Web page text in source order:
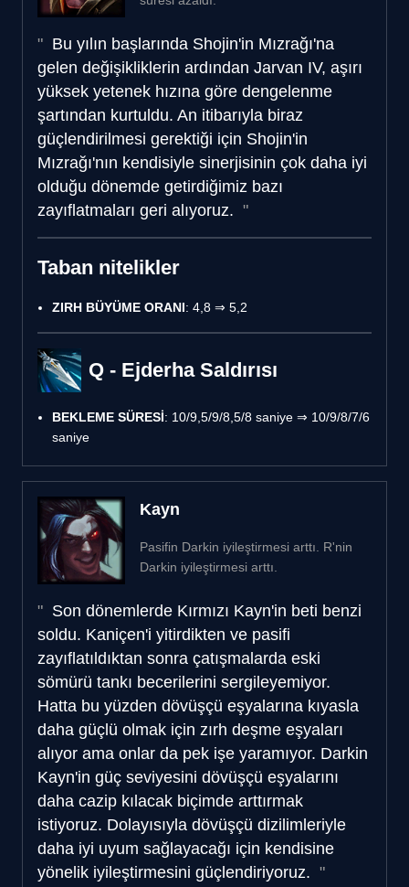
Bu yılın başlarında Shojin'in Mızrağı'na
gelen değişikliklerin ardından Jarvan IV, aşırı
yüksek yetenek hızına göre dengelenme
şartından kurtuldu. An itibarıyla biraz
güçlendirilmesi gerektiği için Shojin'in
Mızrağı'nın kendisiyle sinerjisinin çok daha iyi
olduğu dönemde getirdiğimiz bazı
zayıflatmaları geri alıyoruz.
Taban nitelikler
ZIRH BÜYÜME ORANI: 4,8 ⇒ 5,2
Q - Ejderha Saldırısı
BEKLEME SÜRESİ: 10/9,5/9/8,5/8 saniye ⇒ 10/9/8/7/6
saniye
Kayn
Pasifin Darkin iyileştirmesi arttı. R'nin
Darkin iyileştirmesi arttı.
Son dönemlerde Kırmızı Kayn'in beti benzi
soldu. Kaniçen'i yitirdikten ve pasifi
zayıflatıldıktan sonra çatışmalarda eski
sömürü tankı becerilerini sergileyemiyor.
Hatta bu yüzden dövüşçü eşyalarına kıyasla
daha güçlü olmak için zırh deşme eşyaları
alıyor ama onlar da pek işe yaramıyor. Darkin
Kayn'in güç seviyesini dövüşçü eşyalarını
daha cazip kılacak biçimde arttırmak
istiyoruz. Dolayısıyla dövüşçü dizilimleriyle
daha iyi uyum sağlayacağı için kendisine
yönelik iyileştirmesini güçlendiriyoruz.